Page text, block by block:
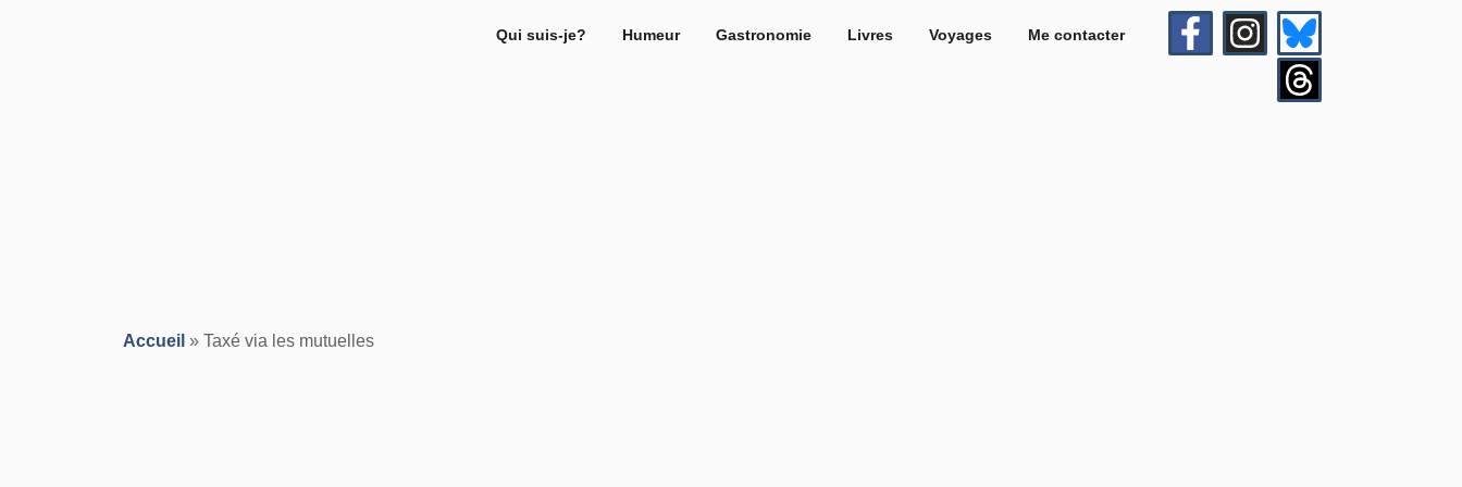
Qui suis-je? Humeur Gastronomie Livres Voyages Me contacter
Accueil » Taxé via les mutuelles